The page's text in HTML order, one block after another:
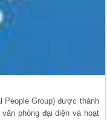
People Group) được thành
phòng đại diện và hoạt